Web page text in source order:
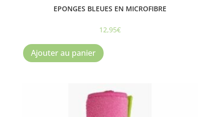
EPONGES BLEUES EN MICROFIBRE
12,95€
Ajouter au panier